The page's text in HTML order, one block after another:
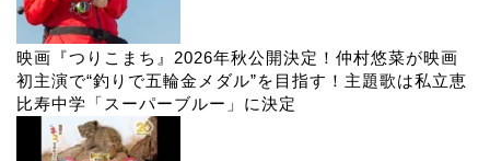
映画『つりこまち』2026年秋公開決定！仲村悠菜が映画
初主演で“釣りで五輪金メダル”を目指す！主題歌は私立恵
比寿中学「スーパーブルー」に決定